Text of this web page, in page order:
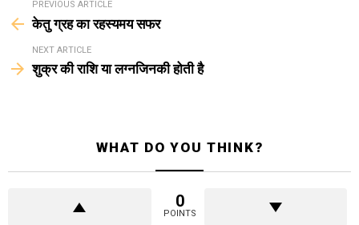
more
PREVIOUS ARTICLE
केतु ग्रह का रहस्यमय सफर
NEXT ARTICLE
शुक्र की राशि या लग्नजिनकी होती है
WHAT DO YOU THINK?
0
POINTS